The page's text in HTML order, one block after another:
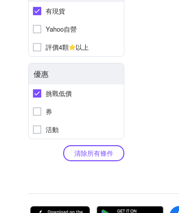
有現貨
Yahoo自營
評價4顆
以上
優惠
挑戰低價
券
活動
清除所有條件